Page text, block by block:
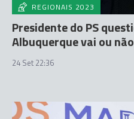
REGIONAIS 2023
Presidente do PS
Albuquerque vai ou
24 Set 22:36